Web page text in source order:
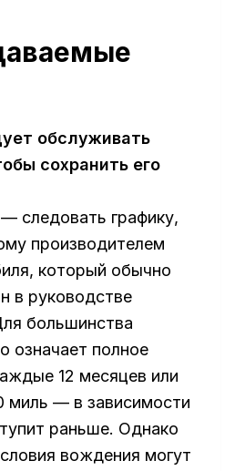
обслуживать
сохранить его
следовать графику,
производителем
который обычно
в руководстве
большинства
означает полное
12 месяцев или
миль — в зависимости
раньше. Однако
вождения могут